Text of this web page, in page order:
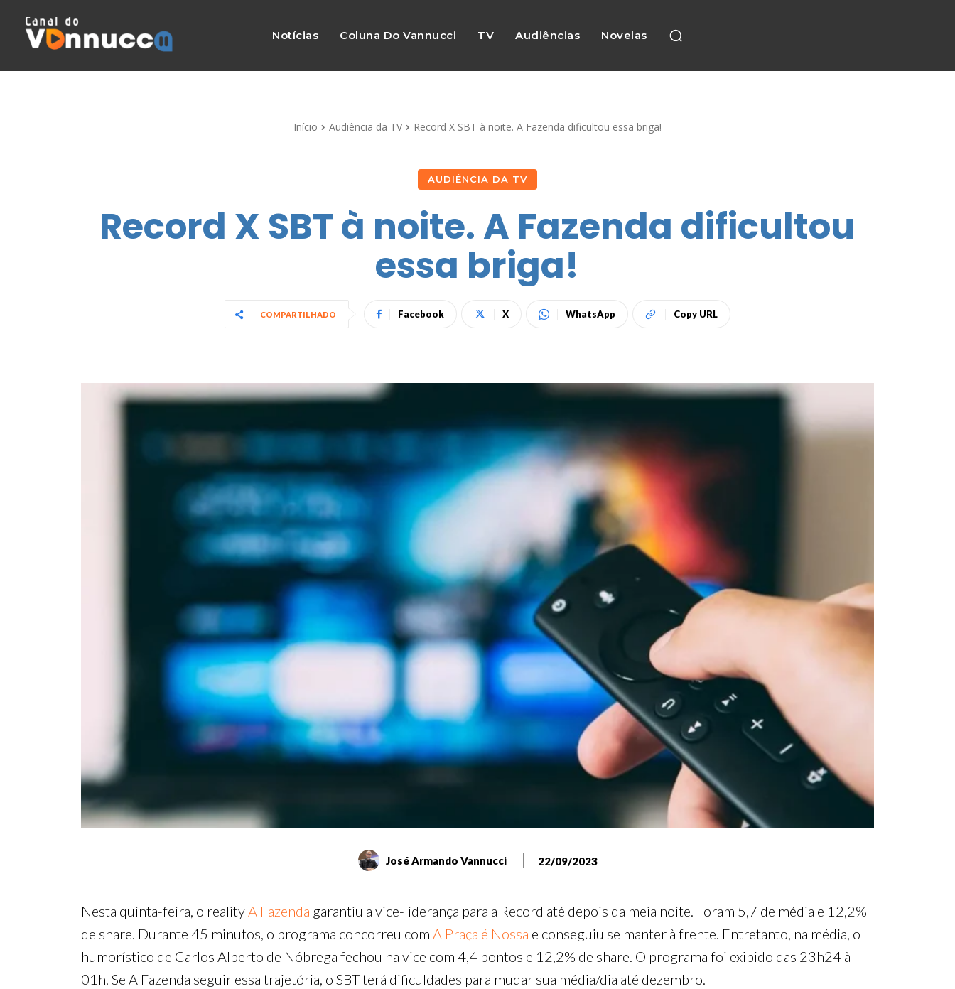
Notícias Coluna Do Vannucci TV Audiências Novelas
Início Audiência da TV Record X SBT à noite. A Fazenda dificultou essa briga!
AUDIÊNCIA DA TV
Record X SBT à noite. A Fazenda dificultou
essa briga!
COMPARTILHADO Facebook X WhatsApp Copy URL
José Armando Vannucci 22/09/2023
Nesta quinta-feira, o realityA Fazenda garantiu a vice-liderança para a Record até depois da meia noite. Foram 5,7 de média e 12,2%
de share. Durante 45 minutos, o programa concorreu com A Praça é Nossa e conseguiu se manter à frente. Entretanto, na média, o
humorístico de Carlos Alberto de Nóbrega fechou na vice com 4,4 pontos e 12,2% de share. O programa foi exibido das 23h24 à
01h. Se A Fazenda seguir essa trajetória, o SBT terá dificuldades para mudar sua média/dia até dezembro.